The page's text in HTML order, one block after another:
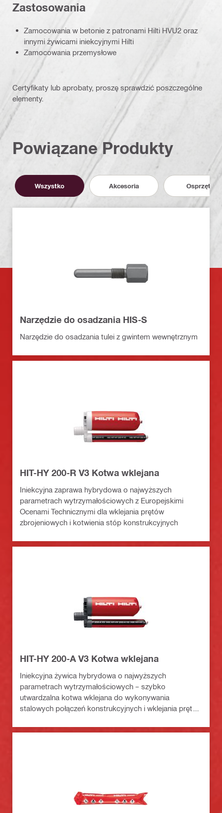
Zastosowania
Zamocowania w betonie z patronami Hilti HVU2 oraz
innymi żywicami iniekcyjnymi Hilti
Zamocowania przemysłowe
Certyfikaty lub aprobaty, proszę sprawdzić poszczególne
elementy.
Powiązane Produkty
Wszystko Akcesoria Osprzęt
Narzędzie do osadzania HIS-S
Narzędzie do osadzania tulei z gwintem wewnętrznym
HIT-HY 200-R V3 Kotwa wklejana
Iniekcyjna zaprawa hybrydowa o najwyższych
parametrach wytrzymałościowych z Europejskimi
Ocenami Technicznymi dla wklejania prętów
zbrojeniowych i kotwienia stóp konstrukcyjnych
HIT-HY 200-A V3 Kotwa wklejana
Iniekcyjna żywica hybrydowa o najwyższych
parametrach wytrzymałościowych – szybko
utwardzalna kotwa wklejana do wykonywania
stalowych połączeń konstrukcyjnych i wklejania prętów